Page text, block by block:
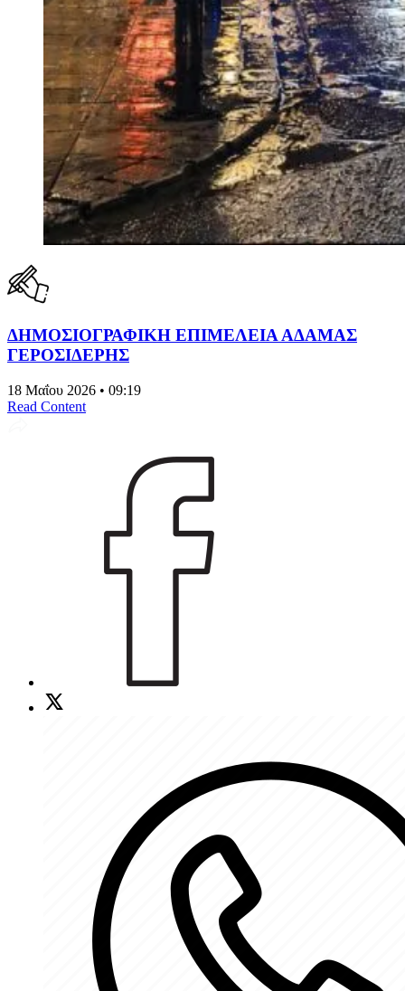
ΔΗΜΟΣΙΟΓΡΑΦΙΚΗ ΕΠΙΜΕΛΕΙΑ ΑΔΑΜΑΣ
ΓΕΡΟΣΙΔΕΡΗΣ
18 Μαΐου 2026 • 09:19
Read Content